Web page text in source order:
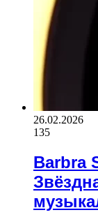
26.02.2026
135
Barbra